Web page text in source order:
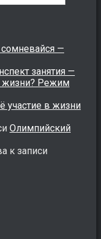
—
занятия —
жизни? Режим
участие в жизни
Олимпийский
к записи